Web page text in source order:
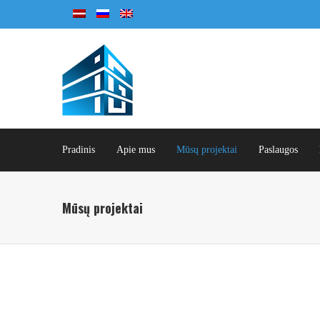
Pradinis Apie mus Mūsų projektai Paslaugos
Mūsų projektai